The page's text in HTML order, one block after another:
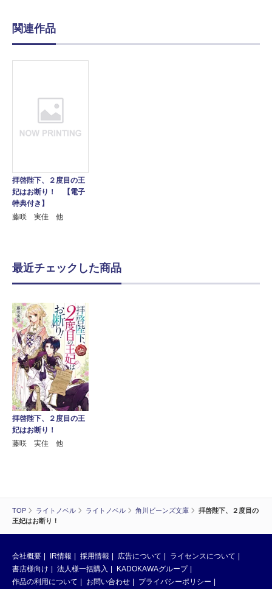
TOP ライトノベル ライトノベル 角川ビーンズ文庫
拝啓陛下、２度目の
王妃はお断り！
関連作品
拝啓陛下、２度目の王
妃はお断り！ 【電子
特典付き】
藤咲 実佳 他
最近チェックした商品
拝啓陛下、２度目の王
妃はお断り！
藤咲 実佳 他
会社概要 IR情報 採用情報 広告について
ライセンスについて
書店様向け
法人様一括購入
KADOKAWAグループ
作品の利用について
お問い合わせ プライバシーポリシー